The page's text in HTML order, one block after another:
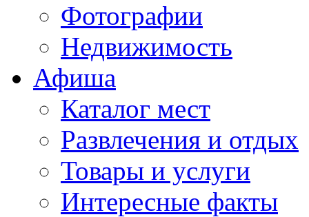
Фотографии
Недвижимость
Афиша
Каталог мест
Развлечения и отдых
Товары и услуги
Интересные факты